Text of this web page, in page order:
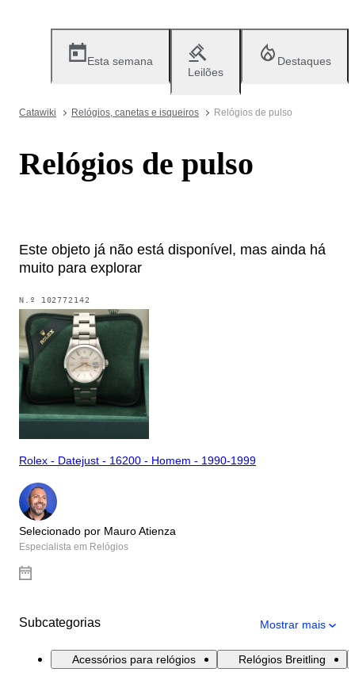
Esta semana
Leilões
Destaques
Catawiki Relógios, canetas e isqueiros Relógios de pulso
Relógios de pulso
Este objeto já não está disponível, mas ainda há
muito para explorar
N.º 102772142
Rolex - Datejust - 16200 - Homem - 1990-1999
Selecionado por Mauro Atienza
Especialista em Relógios
Subcategorias Mostrar mais
Acessórios para relógios Relógios Breitling